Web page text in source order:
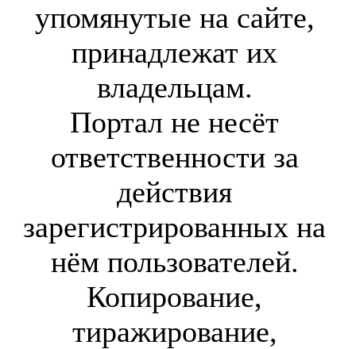
упомянутые на сайте,
принадлежат их
владельцам.
Портал не несёт
ответственности за
действия
зарегистрированных на
нём пользователей.
Копирование,
тиражирование,